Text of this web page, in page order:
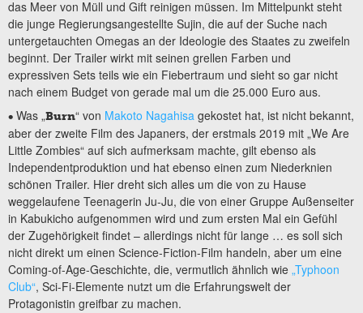
das Meer von Müll und Gift reinigen müssen. Im Mittelpunkt steht
die junge Regierungsangestellte Sujin, die auf der Suche nach
untergetauchten Omegas an der Ideologie des Staates zu zweifeln
beginnt. Der Trailer wirkt mit seinen grellen Farben und
expressiven Sets teils wie ein Fiebertraum und sieht so gar nicht
nach einem Budget von gerade mal um die 25.000 Euro aus.
• Was „Burn“ von Makoto Nagahisa gekostet hat, ist nicht bekannt,
aber der zweite Film des Japaners, der erstmals 2019 mit „We Are
Little Zombies“ auf sich aufmerksam machte, gilt ebenso als
Independentproduktion und hat ebenso einen zum Niederknien
schönen Trailer. Hier dreht sich alles um die von zu Hause
weggelaufene Teenagerin Ju-Ju, die von einer Gruppe Außenseiter
in Kabukicho aufgenommen wird und zum ersten Mal ein Gefühl
der Zugehörigkeit findet – allerdings nicht für lange … es soll sich
nicht direkt um einen Science-Fiction-Film handeln, aber um eine
Coming-of-Age-Geschichte, die, vermutlich ähnlich wie „Typhoon
Club“, Sci-Fi-Elemente nutzt um die Erfahrungswelt der
Protagonistin greifbar zu machen.